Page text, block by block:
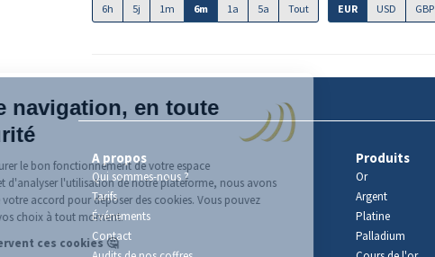
6h
5j 1m 6m 1a 5a Tout
EUR
USD GBP
A propos
Qui sommes-nous ?
Tarifs
Événements
Contact
Produits
Or
Argent
Platine
Palladium